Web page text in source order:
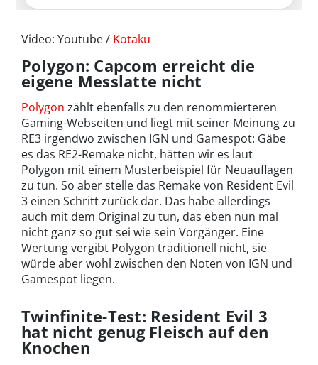
Video: Youtube / Kotaku
Polygon: Capcom erreicht die
eigene Messlatte nicht
Polygon zählt ebenfalls zu den renommierteren
Gaming-Webseiten und liegt mit seiner Meinung zu
RE3 irgendwo zwischen IGN und Gamespot: Gäbe
es das RE2-Remake nicht, hätten wir es laut
Polygon mit einem Musterbeispiel für Neuauflagen
zu tun. So aber stelle das Remake von Resident Evil
3 einen Schritt zurück dar. Das habe allerdings
auch mit dem Original zu tun, das eben nun mal
nicht ganz so gut sei wie sein Vorgänger. Eine
Wertung vergibt Polygon traditionell nicht, sie
würde aber wohl zwischen den Noten von IGN und
Gamespot liegen.
Twinfinite-Test: Resident Evil 3
hat nicht genug Fleisch auf den
Knochen